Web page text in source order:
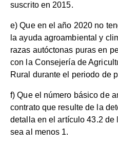
suscrito en 2015.
e) Que en el año 2020 no
la ayuda agroambiental y
razas autóctonas puras en
con la Consejería de
Rural durante el periodo de
f) Que el número básico de
contrato que resulte de la
detalla en el artículo 43.2 de
sea al menos 1.